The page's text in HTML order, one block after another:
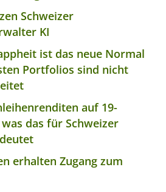
Schweizer
KI
ist das neue Normal
Portfolios sind nicht
auf 19-
was das für Schweizer
erhalten Zugang zum